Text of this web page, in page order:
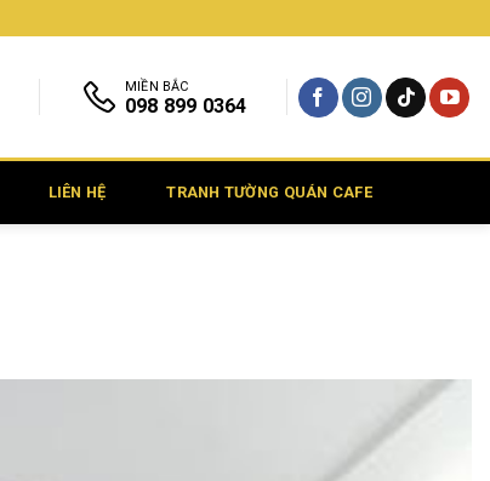
MIỀN BẮC
098 899 0364
LIÊN HỆ TRANH TƯỜNG QUÁN CAFE